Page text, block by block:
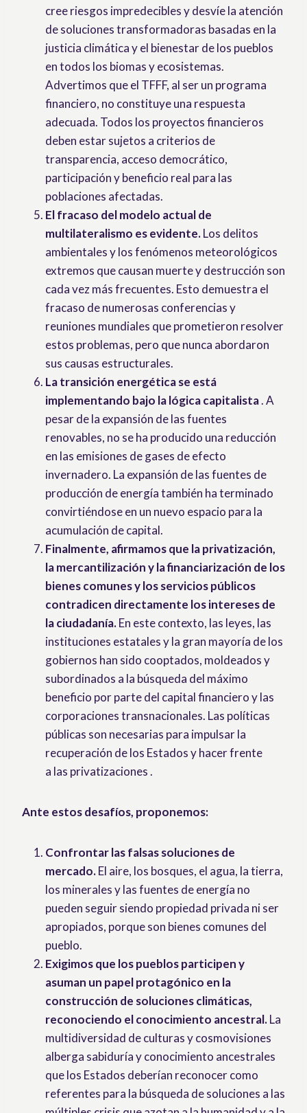
cree riesgos impredecibles y desvíe la atención
de soluciones transformadoras basadas en la
justicia climática y el bienestar de los pueblos
en todos los biomas y ecosistemas.
Advertimos que el TFFF, al ser un programa
financiero, no constituye una respuesta
adecuada. Todos los proyectos financieros
deben estar sujetos a criterios de
transparencia, acceso democrático,
participación y beneficio real para las
poblaciones afectadas.
El fracaso del modelo actual de
multilateralismo es evidente.Los delitos
ambientales y los fenómenos meteorológicos
extremos que causan muerte y destrucción son
cada vez más frecuentes. Esto demuestra el
fracaso de numerosas conferencias y
reuniones mundiales que prometieron resolver
estos problemas, pero que nunca abordaron
sus causas estructurales.
La transición energética se está
implementando bajo la lógica capitalista. A
pesar de la expansión de las fuentes
renovables, no se ha producido una reducción
en las emisiones de gases de efecto
invernadero. La expansión de las fuentes de
producción de energía también ha terminado
convirtiéndose en un nuevo espacio para la
acumulación de capital.
Finalmente, afirmamos que la privatización,
la mercantilización y la financiarización de los
bienes comunes y los servicios públicos
contradicen directamente los intereses de
la ciudadanía.En este contexto, las leyes, las
instituciones estatales y la gran mayoría de los
gobiernos han sido cooptados, moldeados y
subordinados a la búsqueda del máximo
beneficio por parte del capital financiero y las
corporaciones transnacionales. Las políticas
públicas son necesarias para impulsar la
recuperación de los Estados y hacer frente
a las privatizaciones .
Ante estos desafíos, proponemos:
Confrontar las falsas soluciones de
mercado.El aire, los bosques, el agua, la tierra,
los minerales y las fuentes de energía no
pueden seguir siendo propiedad privada ni ser
apropiados, porque son bienes comunes del
pueblo.
Exigimos que los pueblos participen y
asuman un papel protagónico en la
construcción de soluciones climáticas,
reconociendo el conocimiento ancestral.La
multidiversidad de culturas y cosmovisiones
alberga sabiduría y conocimiento ancestrales
que los Estados deberían reconocer como
referentes para la búsqueda de soluciones a las